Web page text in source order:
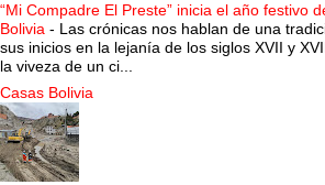
“Mi Compadre El Preste” inicia el año festivo
Bolivia - Las crónicas nos hablan de una
sus inicios en la lejanía de los siglos XVII y
la viveza de un ci...
Casas Bolivia